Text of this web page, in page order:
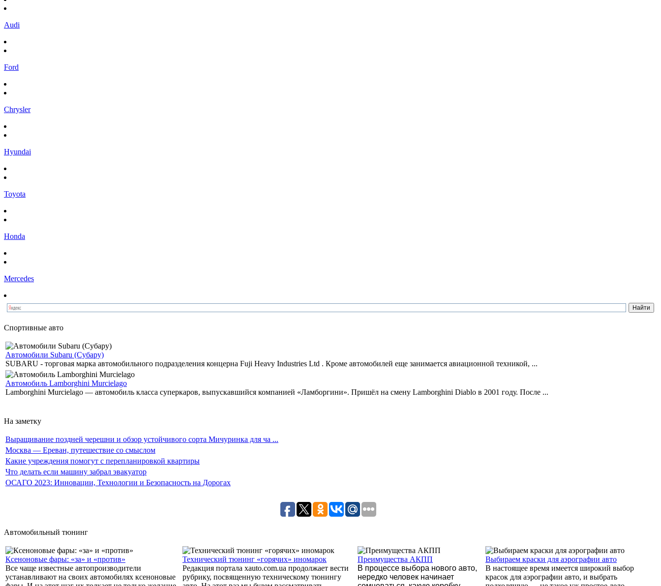
Audi
Ford
Chrysler
Hyundai
Toyota
Honda
Mercedes
Спортивные авто
Автомобили Subaru (Субару)
SUBARU - торговая марка автомобильного подразделения концерна Fuji Heavy Industries Ltd . Кроме автомобилей еще занимается авиационной техникой, ...
Автомобиль Lamborghini Murcielago
Lamborghini Murcielago — автомобиль класса суперкаров, выпускавшийся компанией «Ламборгини». Пришёл на смену Lamborghini Diablo в 2001 году. После ...
На заметку
Выращивание поздней черешни и обзор устойчивого сорта Мичуринка для ча ...
Москва — Ереван, путешествие со смыслом
Какие учреждения помогут с перепланировкой квартиры
Что делать если машину забрал эвакуатор
ОСАГО 2023: Инновации, Технологии и Безопасность на Дорогах
Автомобильный тюнинг
Ксеноновые фары: «за» и «против»
Все чаще известные автопроизводители
устанавливают на своих автомобилях ксеноновые
Технический тюнинг «горячих» иномарок
Редакция портала xauto.com.ua продолжает вести
рубрику, посвященную техническому тюнингу
Преимущества АКПП
В процессе выбора нового авто,
нередко человек начинает
Выбираем краски для аэрографии авто
В настоящее время имеется широкий выбор
красок для аэрографии авто, и выбрать